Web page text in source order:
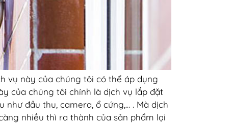
vụ này của chúng tôi có thể áp dụng
của chúng tôi chính là dịch vụ lắp đặt
đầu thu, camera, ổ cứng,... . Mà dịch
nhiều thì ra thành của sản phẩm lại